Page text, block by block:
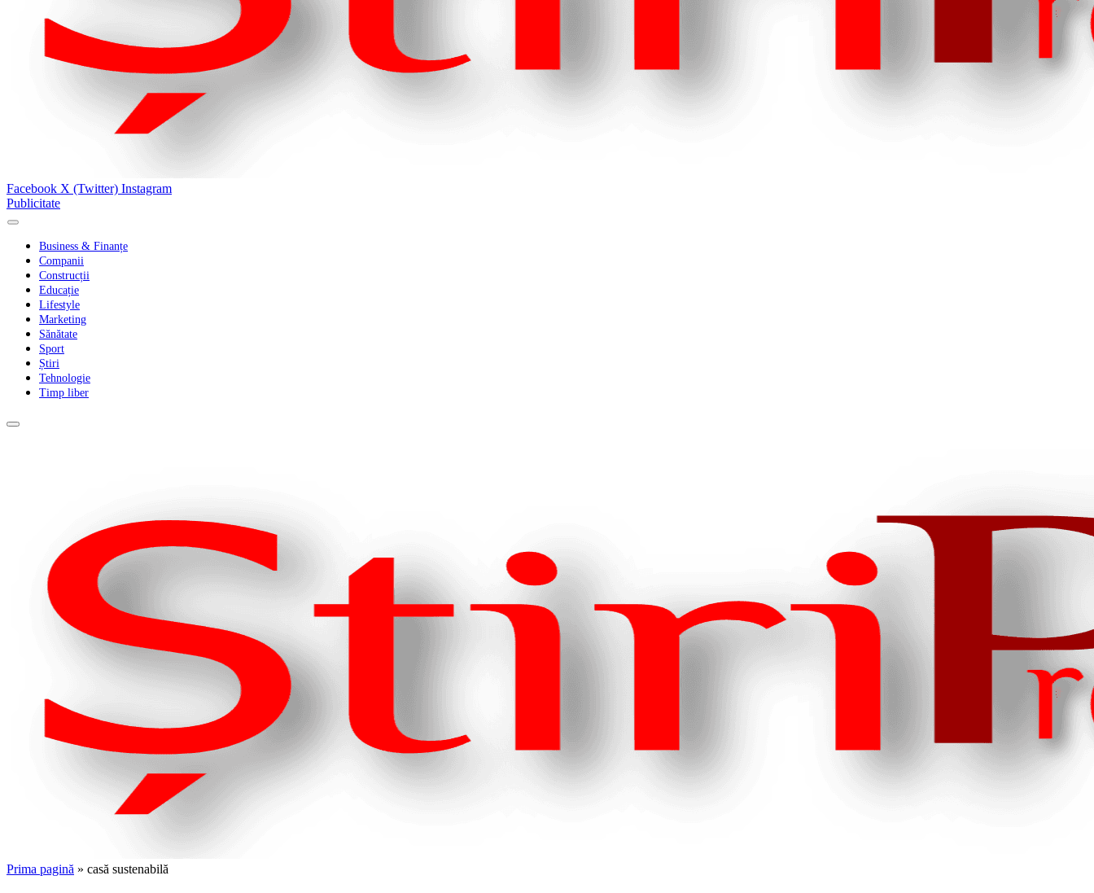
Facebook X (Twitter) Instagram
Publicitate
Business & Finanțe
Companii
Construcții
Educație
Lifestyle
Marketing
Sănătate
Sport
Știri
Tehnologie
Timp liber
Prima pagină » casă sustenabilă